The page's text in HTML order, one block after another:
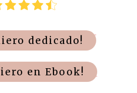
dedicado!
en Ebook!